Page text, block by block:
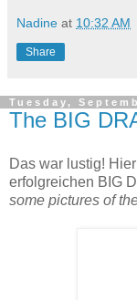
Nadine at 10:32 AM
Share
Tuesday,
The BIG
Das war lustig!
erfolgreichen BIG
some pictures of